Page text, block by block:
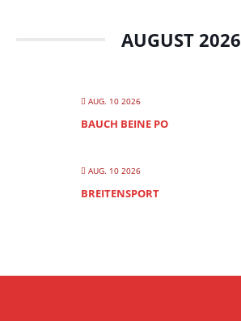
AUGUST 2026
AUG. 10 2026
BAUCH BEINE PO
AUG. 10 2026
BREITENSPORT